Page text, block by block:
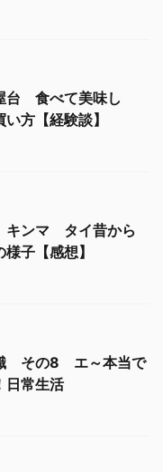
台 食べて美味し
方【経験談】
キンマ タイ昔から
子【感想】
その8 エ～本当で
日常生活